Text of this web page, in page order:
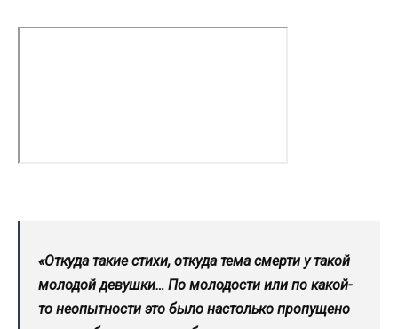
«Откуда такие стихи, откуда тема смерти у такой
молодой девушки… По молодости или по какой-
то неопытности это было настолько пропущено